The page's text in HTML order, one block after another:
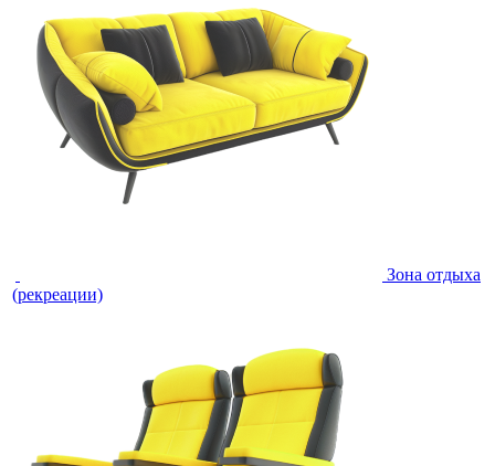
Зона отдыха
(рекреации)